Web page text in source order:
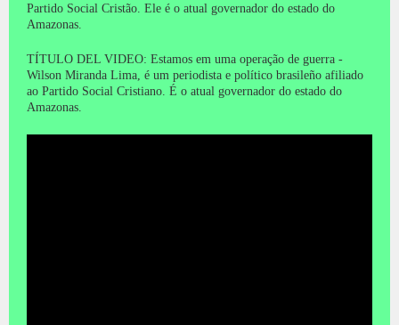
Partido Social Cristão. Ele é o atual governador do estado do
Amazonas.
TÍTULO DEL VIDEO: Estamos em uma operação de guerra -
Wilson Miranda Lima, é um periodista e político brasileño afiliado
ao Partido Social Cristiano. É o atual governador do estado do
Amazonas.